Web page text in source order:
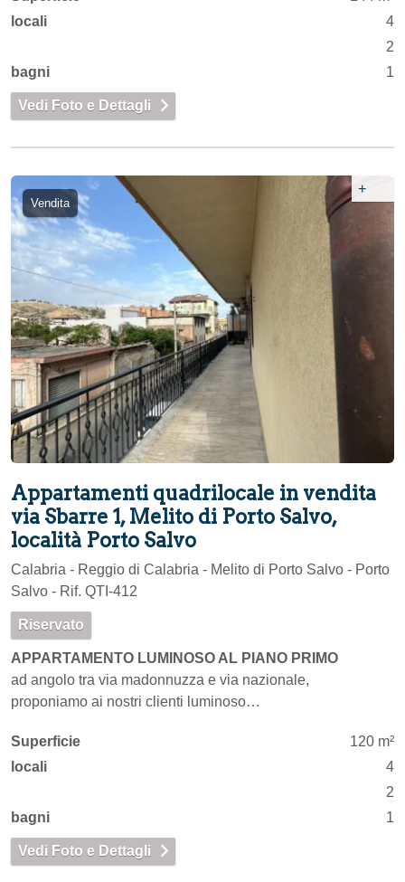
locali
4
2
bagni
1
Vedi Foto e Dettagli
Vendita
+
Appartamenti quadrilocale in vendita
via Sbarre 1, Melito di Porto Salvo,
località Porto Salvo
Calabria - Reggio di Calabria - Melito di Porto Salvo - Porto
Salvo - Rif. QTI-412
Riservato
APPARTAMENTO LUMINOSO AL PIANO PRIMO
ad angolo tra via madonnuzza e via nazionale,
proponiamo ai nostri clienti luminoso…
Superficie
120 m²
locali
4
2
bagni
1
Vedi Foto e Dettagli